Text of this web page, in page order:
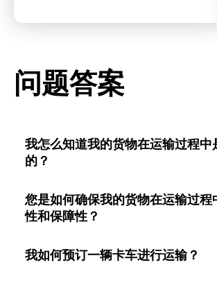
问题答案
我怎么知道我的货物在运输过程中
的？
您是如何确保我的货物在运输过程
性和保障性？
我如何预订一辆卡车进行运输？